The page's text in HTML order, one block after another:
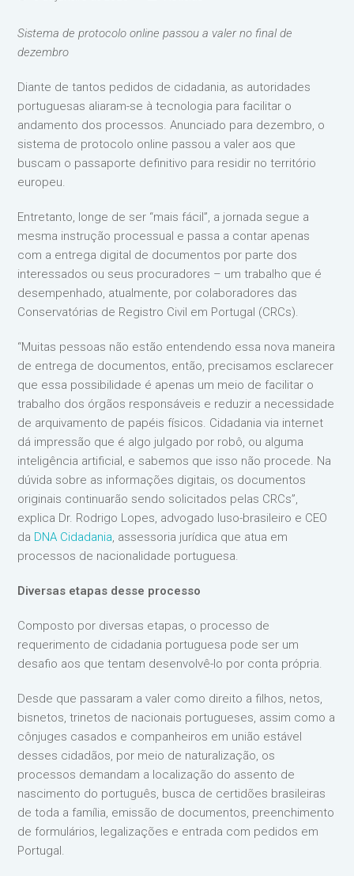
Sistema de protocolo online passou a valer no final de
dezembro
Diante de tantos pedidos de cidadania, as autoridades
portuguesas aliaram-se à tecnologia para facilitar o
andamento dos processos. Anunciado para dezembro, o
sistema de protocolo online passou a valer aos que
buscam o passaporte definitivo para residir no território
europeu.
Entretanto, longe de ser “mais fácil”, a jornada segue a
mesma instrução processual e passa a contar apenas
com a entrega digital de documentos por parte dos
interessados ou seus procuradores – um trabalho que é
desempenhado, atualmente, por colaboradores das
Conservatórias de Registro Civil em Portugal (CRCs).
“Muitas pessoas não estão entendendo essa nova maneira
de entrega de documentos, então, precisamos esclarecer
que essa possibilidade é apenas um meio de facilitar o
trabalho dos órgãos responsáveis e reduzir a necessidade
de arquivamento de papéis físicos. Cidadania via internet
dá impressão que é algo julgado por robô, ou alguma
inteligência artificial, e sabemos que isso não procede. Na
dúvida sobre as informações digitais, os documentos
originais continuarão sendo solicitados pelas CRCs”,
explica Dr. Rodrigo Lopes, advogado luso-brasileiro e CEO
da DNA Cidadania, assessoria jurídica que atua em
processos de nacionalidade portuguesa.
Diversas etapas desse processo
Composto por diversas etapas, o processo de
requerimento de cidadania portuguesa pode ser um
desafio aos que tentam desenvolvê-lo por conta própria.
Desde que passaram a valer como direito a filhos, netos,
bisnetos, trinetos de nacionais portugueses, assim como a
cônjuges casados e companheiros em união estável
desses cidadãos, por meio de naturalização, os
processos demandam a localização do assento de
nascimento do português, busca de certidões brasileiras
de toda a família, emissão de documentos, preenchimento
de formulários, legalizações e entrada com pedidos em
Portugal.